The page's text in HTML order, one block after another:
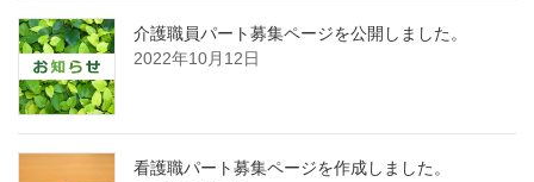
介護職員パート募集ページを公開しました。
2022年10月12日
看護職パート募集ページを作成しました。